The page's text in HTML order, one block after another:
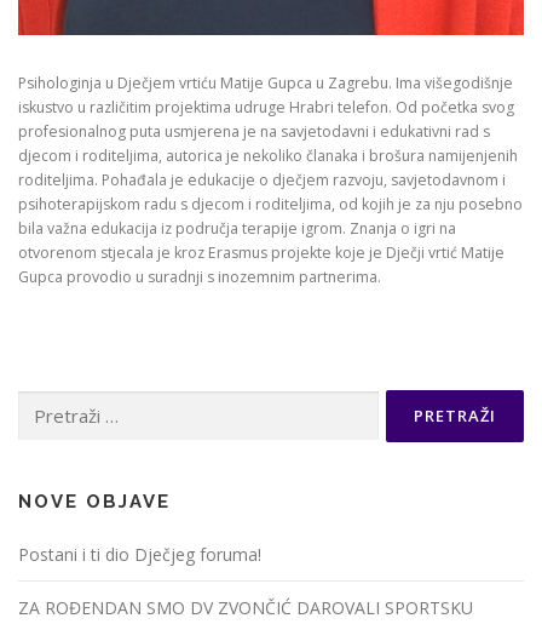
Psihologinja u Dječjem vrtiću Matije Gupca u Zagrebu. Ima višegodišnje
iskustvo u različitim projektima udruge Hrabri telefon. Od početka svog
profesionalnog puta usmjerena je na savjetodavni i edukativni rad s
djecom i roditeljima, autorica je nekoliko članaka i brošura namijenjenih
roditeljima. Pohađala je edukacije o dječjem razvoju, savjetodavnom i
psihoterapijskom radu s djecom i roditeljima, od kojih je za nju posebno
bila važna edukacija iz područja terapije igrom. Znanja o igri na
otvorenom stjecala je kroz Erasmus projekte koje je Dječji vrtić Matije
Gupca provodio u suradnji s inozemnim partnerima.
NOVE OBJAVE
Postani i ti dio Dječjeg foruma!
ZA ROĐENDAN SMO DV ZVONČIĆ DAROVALI SPORTSKU